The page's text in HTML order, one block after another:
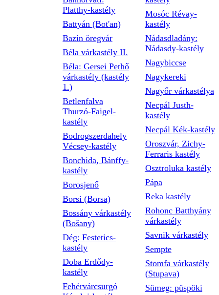
Platthy-kastély
Battyán (Bot'an)
Bazin öregvár
Béla várkastély II.
Béla: Gersei Pethő
várkastély (kastély
1.)
Betlenfalva
Thurzó-Faigel-
kastély
Bodrogszerdahely
Vécsey-kastély
Bonchida, Bánffy-
kastély
Borosjenő
Borsi (Borsa)
Bossány várkastély
(Bošany)
Dég: Festetics-
kastély
Doba Erdődy-
kastély
Fehérvárcsurgó
Mosóc Révay-
kastély
Nádasdladány:
Nádasdy-kastély
Nagybiccse
Nagykereki
Nagyőr várkastélya
Necpál Justh-
kastély
Necpál Kék-kastély
Oroszvár, Zichy-
Ferraris kastély
Osztroluka kastély
Pápa
Reka kastély
Rohonc Batthyány
várkastély
Savnik várkastély
Sempte
Stomfa várkastély
(Stupava)
Sümeg: püspöki